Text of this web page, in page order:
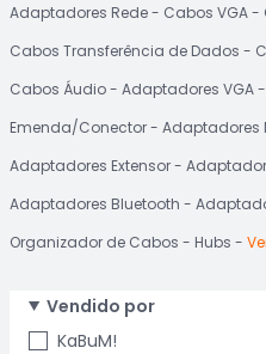
Adaptadores Rede Cabos VGA
Cabos Transferência de Dados
Cabos Áudio
Adaptadores VGA
Emenda/Conector
Adaptadores
Adaptadores Extensor
Adaptadores Bluetooth
Organizador de Cabos
Hubs
Vendido por
KaBuM!